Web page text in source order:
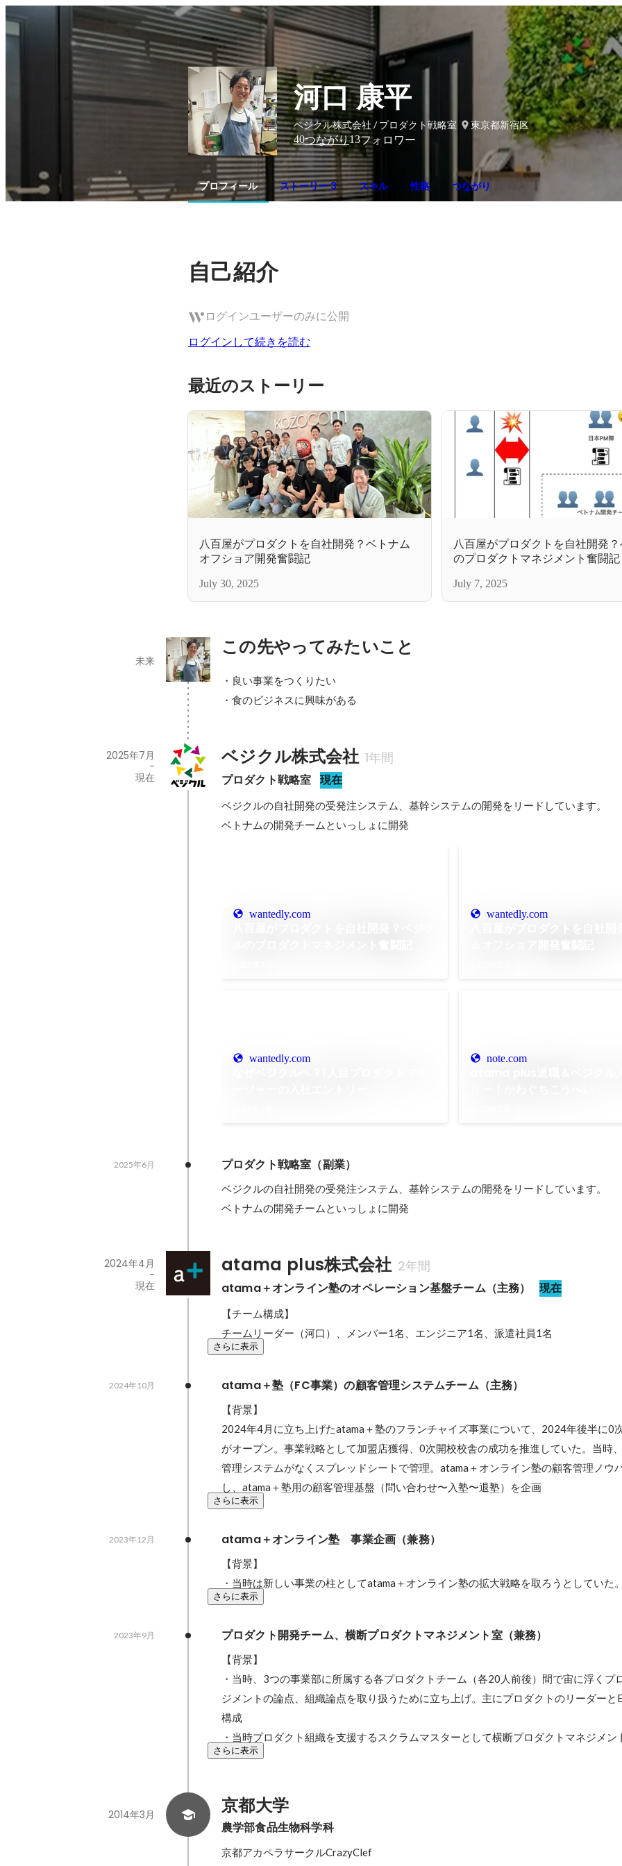
河口 康平
ベジクル株式会社 / プロダクト戦略室
東京都新宿区
40つながり13フォロワー
プロフィール ストーリー 3 スキル 性格 つながり
自己紹介
ログインユーザーのみに公開
ログインして続きを読む
最近のストーリー
八百屋がプロダクトを自社開発？ベトナム
オフショア開発奮闘記
July 30, 2025
八百屋がプロダクトを自社開発
のプロダクトマネジメント奮闘記
July 7, 2025
この先やってみたいこと
未来
・良い事業をつくりたい
・食のビジネスに興味がある
ベジクル株式会社 1年間
プロダクト戦略室 現在
2025年7月
-
現在
ベジクルの自社開発の受発注システム、基幹システムの開発をリードしています。
ベトナムの開発チームといっしょに開発
wantedly.com wantedly.com
wantedly.com note.com
プロダクト戦略室（副業）
2025年6月
ベジクルの自社開発の受発注システム、基幹システムの開発をリードしています。
ベトナムの開発チームといっしょに開発
atama plus株式会社 2年間
atama＋オンライン塾のオペレーション基盤チーム（主務） 現在
2024年4月
-
現在
【チーム構成】
チームリーダー（河口）、メンバー1名、エンジニア1名、派遣社員1名
さらに表示
atama＋塾（FC事業）の顧客管理システムチーム（主務）
2024年10月
【背景】
2024年4月に立ち上げたatama＋塾のフランチャイズ事業について、2024年後半に0
がオープン。事業戦略として加盟店獲得、0次開校校舎の成功を推進していた。当時
管理システムがなくスプレッドシートで管理。atama＋オンライン塾の顧客管理ノウ
し、atama＋塾用の顧客管理基盤（問い合わせ〜入塾〜退塾）を企画
さらに表示
atama＋オンライン塾　事業企画（兼務）
2023年12月
【背景】
・当時は新しい事業の柱としてatama＋オンライン塾の拡大戦略を取ろうとしていた。
さらに表示
プロダクト開発チーム、横断プロダクトマネジメント室（兼務）
2023年9月
【背景】
・当時、3つの事業部に所属する各プロダクトチーム（各20人前後）間で宙に浮くプ
ジメントの論点、組織論点を取り扱うために立ち上げ。主にプロダクトのリーダーと
構成
・当時プロダクト組織を支援するスクラムマスターとして横断プロダクトマネジメン
さらに表示
京都大学
農学部食品生物科学科
2014年3月
京都アカペラサークルCrazyClef